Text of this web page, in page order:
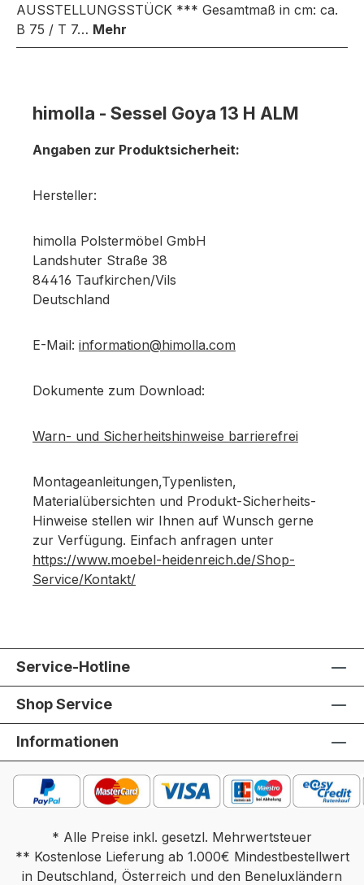
AUSSTELLUNGSSTÜCK *** Gesamtmaß in cm: ca.
B 75 / T 7… Mehr
himolla - Sessel Goya 13 H ALM
Angaben zur Produktsicherheit:
Hersteller:
himolla Polstermöbel GmbH
Landshuter Straße 38
84416 Taufkirchen/Vils
Deutschland
E-Mail: information@himolla.com
Dokumente zum Download:
Warn- und Sicherheitshinweise barrierefrei
Montageanleitungen,Typenlisten,
Materialübersichten und Produkt-Sicherheits-
Hinweise stellen wir Ihnen auf Wunsch gerne
zur Verfügung. Einfach anfragen unter
https://www.moebel-heidenreich.de/Shop-
Service/Kontakt/
Service-Hotline
Shop Service
Informationen
* Alle Preise inkl. gesetzl. Mehrwertsteuer
** Kostenlose Lieferung ab 1.000€ Mindestbestellwert
in Deutschland, Österreich und den Beneluxländern